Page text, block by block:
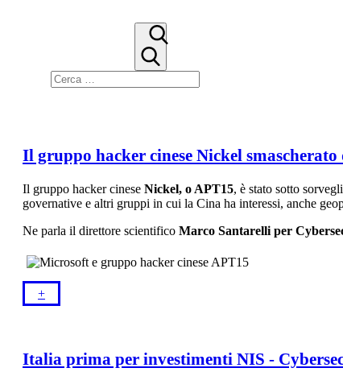
Il gruppo hacker cinese Nickel
Il gruppo hacker cinese Nickel, o APT15, è stato sotto
governative e altri gruppi in cui la Cina ha interessi, anche
Ne parla il direttore scientifico Marco Santarelli per
+​
Italia prima per investimenti NIS -